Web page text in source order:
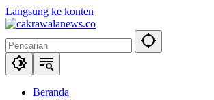
Langsung ke konten
Beranda